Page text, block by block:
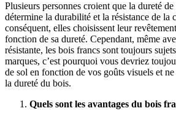
Plusieurs personnes croient que la dureté de
détermine la durabilité et la résistance de la
conséquent, elles choisissent leur
fonction de sa dureté. Cependant, même
résistante, les bois francs sont toujours
marques, c’est pourquoi vous devriez
de sol en fonction de vos goûts visuels et
la dureté du bois.
Quels sont les avantages du bois